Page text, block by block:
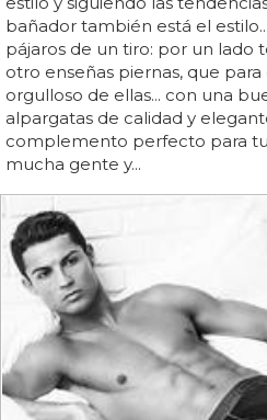
bañador también está el
pájaros de un tiro: por un lado
otro enseñas piernas, que
orgulloso de ellas... con una
alpargatas de calidad y
complemento perfecto para
mucha gente y...